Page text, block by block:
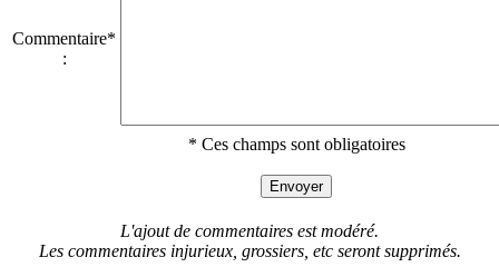
Commentaire*
:
* Ces champs sont obligatoires
L'ajout de commentaires est modéré.
Les commentaires injurieux, grossiers, etc seront supprimés.